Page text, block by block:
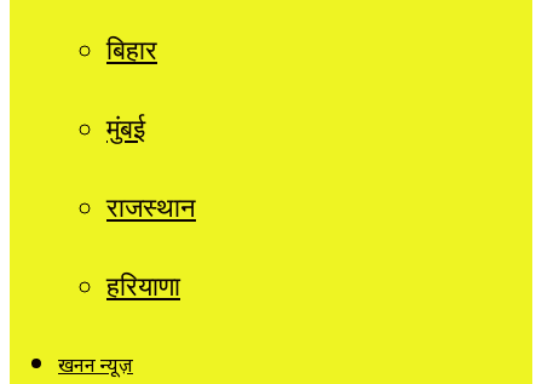
बिहार
मुंबई
राजस्थान
हरियाणा
खनन न्यूज़